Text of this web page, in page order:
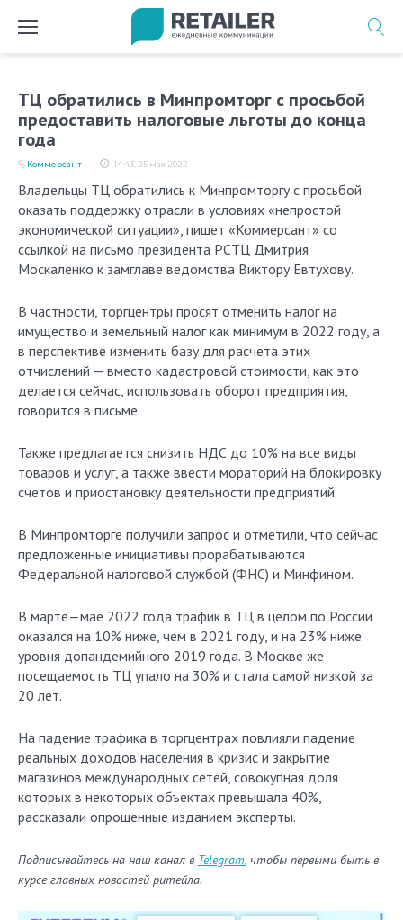
ТЦ обратились в Минпромторг с просьбой
предоставить налоговые льготы до конца
года
14:43, 25 мая 2022
Коммерсант
Владельцы ТЦ обратились к Минпромторгу с просьбой
оказать поддержку отрасли в условиях «непростой
экономической ситуации», пишет «Коммерсант» со
ссылкой на письмо президента РСТЦ Дмитрия
Москаленко к замглаве ведомства Виктору Евтухову.
В частности, торгцентры просят отменить налог на
имущество и земельный налог как минимум в 2022 году, а
в перспективе изменить базу для расчета этих
отчислений — вместо кадастровой стоимости, как это
делается сейчас, использовать оборот предприятия,
говорится в письме.
Также предлагается снизить НДС до 10% на все виды
товаров и услуг, а также ввести мораторий на блокировку
счетов и приостановку деятельности предприятий.
В Минпромторге получили запрос и отметили, что сейчас
предложенные инициативы прорабатываются
Федеральной налоговой службой (ФНС) и Минфином.
В марте—мае 2022 года трафик в ТЦ в целом по России
оказался на 10% ниже, чем в 2021 году, и на 23% ниже
уровня допандемийного 2019 года. В Москве же
посещаемость ТЦ упало на 30% и стала самой низкой за
20 лет.
На падение трафика в торгцентрах повлияли падение
реальных доходов населения в кризис и закрытие
магазинов международных сетей, совокупная доля
которых в некоторых объектах превышала 40%,
рассказали опрошенные изданием эксперты.
Подписывайтесь на наш канал в Telegram, чтобы первыми быть в
курсе главных новостей ритейла.